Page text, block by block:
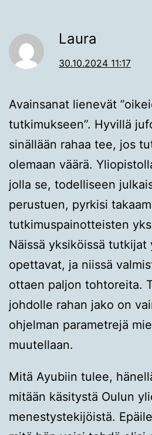
Laura
30.10.2024 11:17
Avainsanat lienevät
tutkimukseen”. Hyvillä
sinällään rahaa tee, jos
olemaan väärä.
jolla se, todelliseen
perustuen, pyrkisi
tutkimuspainotteisten
Näissä yksiköissä tutkijat
opettavat, ja niissä
ottaen paljon tohtoreita.
johdolle rahan jako on
ohjelman parametrejä
muutellaan.
Mitä Ayubiin tulee,
mitään käsitystä Oulun
menestystekijöistä.